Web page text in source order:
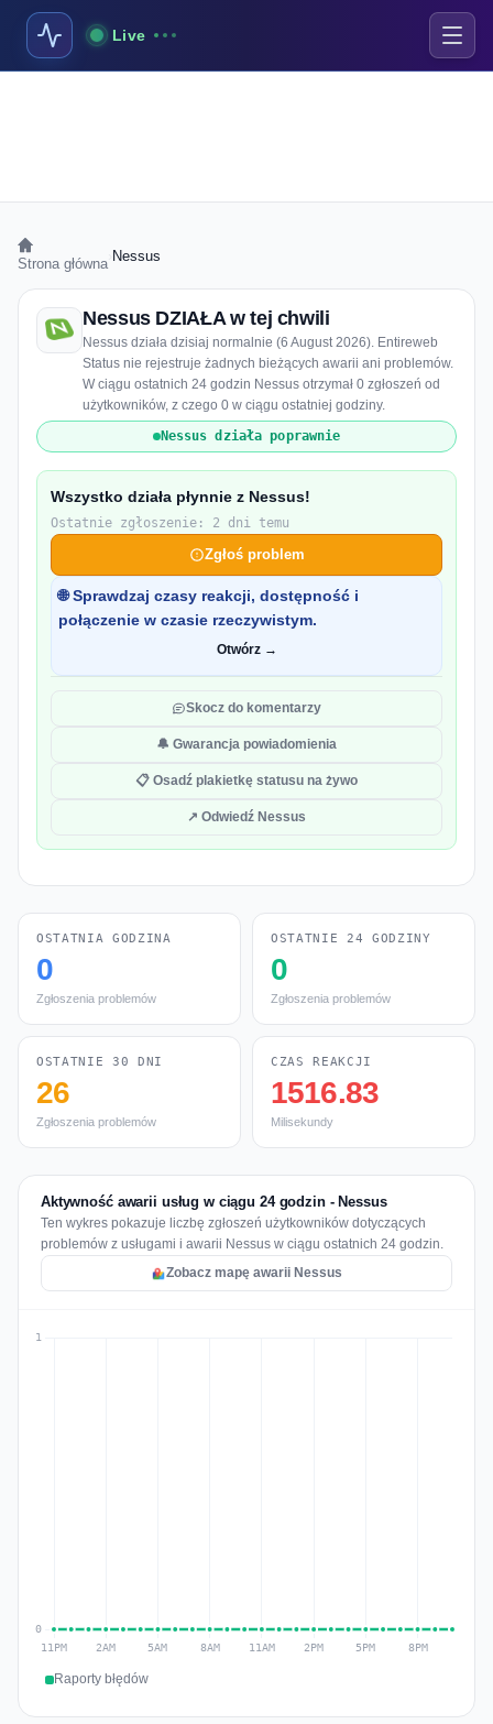
Live
Strona główna Nessus
Nessus DZIAŁA w tej chwili
Nessus działa dzisiaj normalnie (6 August 2026). Entireweb
Status nie rejestruje żadnych bieżących awarii ani problemów.
W ciągu ostatnich 24 godzin Nessus otrzymał 0 zgłoszeń od
użytkowników, z czego 0 w ciągu ostatniej godziny.
Nessus działa poprawnie
Wszystko działa płynnie z Nessus!
Ostatnie zgłoszenie: 2 dni temu
Zgłoś problem
🌐 Sprawdzaj czasy reakcji, dostępność i
połączenie w czasie rzeczywistym.
Otwórz →
Skocz do komentarzy
🔔 Gwarancja powiadomienia
📋 Osadź plakietkę statusu na żywo
↗ Odwiedź Nessus
OSTATNIA GODZINA
0
Zgłoszenia problemów
OSTATNIE 24 GODZINY
0
Zgłoszenia problemów
OSTATNIE 30 DNI
26
Zgłoszenia problemów
CZAS REAKCJI
1516.83
Milisekundy
Aktywność awarii usług w ciągu 24 godzin - Nessus
Ten wykres pokazuje liczbę zgłoszeń użytkowników dotyczących
problemów z usługami i awarii Nessus w ciągu ostatnich 24 godzin.
Zobacz mapę awarii Nessus
Raporty błędów